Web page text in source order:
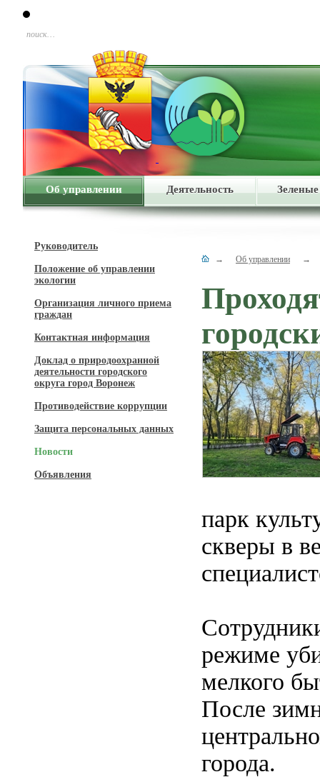
поиск…
Об управлении Деятельность
Руководитель
Положение об управлении
экологии
Организация личного приема
граждан
Контактная информация
Доклад о природоохранной
деятельности городского
округа город Воронеж
Противодействие коррупции
Защита персональных данных
Новости
Объявления
→ Об управлении →
парк
скверы в
режиме
мелкого
После
города.